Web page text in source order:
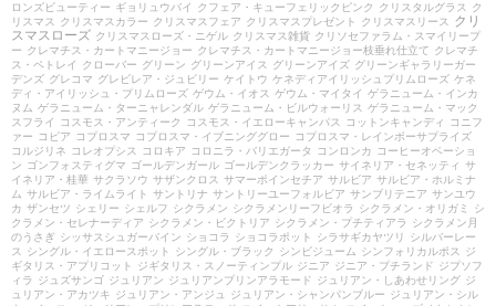
ロンズビューティー ギョリュウバイ クフェア・キューフェリックピンク クリスタルグラス
ク
リスマス
クリスマスカラー クリスマスフェア クリスマスプレゼント クリスマスリース
クリ
スマスローズ クリスマスローズ・ニゲル クリスマス雑貨 クリソセファラム・スマイリープ
ー クレマチス・カートマニージョー クレマチス・カートマニージョー枝垂れ仕立て クレマチ
ス・ペトレイ
クローバー グリーン グリーンアイス グリーンアイズ グリーンギャラリーガー
デンズ グレコマ グレビレア・ジュビリー ケイトウ ケネディアイリッシュプリムローズ ケネ
ディ・アイリッシュ・プリムローズ ゲウム・イオス ゲウム・マイタイ ゲラニューム・インカ
ヌム ゲラニューム・ターニャレンダル ゲラニューム・ビルウォーリス ゲラニューム・マック
スフライ
コスモス・アンティーク コスモス・イエローキャンパス コットンキャンディ
コニフ
ァー
コピア コプロスマ コプロスマ・イブニンググロー
コプロスマ・レインボーサプライズ
コルジリネ
コレオプシス コロキア コロニラ・バリエガータ コンロンカ
コーヒーオベーショ
ン ゴンフォスティグマ ゴールデンガール ゴールデンクラッカー サイネリア・セネッティ サ
イネリア・桂華 サクラソウ サザンクロス サマーポインセチア サルビア サルビア・ホルミナ
ム サルビア・ライムライト サントリナ サントリーユーフォルビア サンブリテニア サンユウ
カ ザンセツ シェリー シェルフ シクラメン シクラメンリーフビオラ シクラメン・オリガミ
シ
クラメン・セレナーディア シクラメン・ビクトリア シクラメン・プチティアラ
シクラメン月
のうさぎ シッサスシュガーバイン ショコラ ショコラポット シラサギカヤツリ
シルバーレー
ス
シングル・イエロースポット シングル・ブラック シンビジューム シンフォリカルポス
ジ
ギタリス・アプリコット
ジギタリス・スノーティンプル ジニア ジニア・プチランド ジプソフ
ィラ
ジュズサンゴ ジュリアン ジュリアンプリンアラモード ジュリアン・しあわせリング ジ
ュリアン・アカツキ ジュリアン・アンジュ ジュリアン・シャンパンブルー ジュリアン・シル